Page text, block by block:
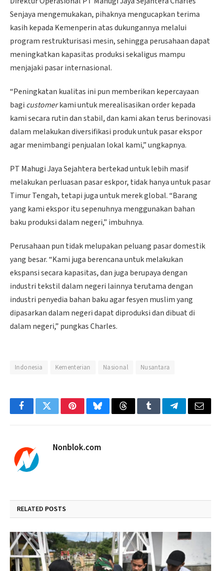
Senjaya mengemukakan, pihaknya mengucapkan terima
kasih kepada Kemenperin atas dukungannya melalui
program restrukturisasi mesin, sehingga perusahaan dapat
meningkatkan kapasitas produksi sekaligus mampu
menjajaki pasar internasional.
“Peningkatan kualitas ini pun memberikan kepercayaan
bagi customerkami untuk merealisasikan order kepada
kami secara rutin dan stabil, dan kami akan terus berinovasi
dalam melakukan diversifikasi produk untuk pasar ekspor
agar menimbangi penjualan lokal kami,” ungkapnya.
PT Mahugi Jaya Sejahtera bertekad untuk lebih masif
melakukan perluasan pasar eskpor, tidak hanya untuk pasar
Timur Tengah, tetapi juga untuk merek global. “Barang
yang kami ekspor itu sepenuhnya menggunakan bahan
baku produksi dalam negeri,” imbuhnya.
Perusahaan pun tidak melupakan peluang pasar domestik
yang besar. “Kami juga berencana untuk melakukan
ekspansi secara kapasitas, dan juga berupaya dengan
industri tekstil dalam negeri lainnya terutama dengan
industri penyedia bahan baku agar fesyen muslim yang
dipasarkan dalam negeri dapat diproduksi dan dibuat di
dalam negeri,” pungkas Charles.
Indonesia Kementerian Nasional Nusantara
FacebookTwitterPinterestBlueskyThreadsTumblrTelegramEmail
Nonblok.com
RELATED POSTS